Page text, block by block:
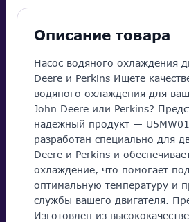
Описание товара
Насос водяного охлаждения
Deere и Perkins Ищете
водяного охлаждения для
John Deere или Perkins?
надёжный продукт —
разработан специально для
Deere и Perkins и
охлаждение, что помогает
оптимальную температуру и
службы вашего двигателя.
Изготовлен из